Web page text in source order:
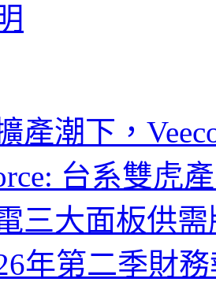
產潮下，
台系雙虎
三大面板供需
年第二季財